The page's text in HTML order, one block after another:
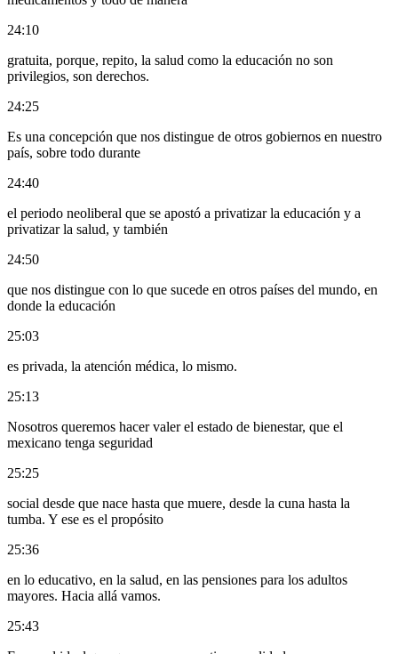
24:10
gratuita, porque, repito, la salud como la educación no son
privilegios, son derechos.
24:25
Es una concepción que nos distingue de otros gobiernos en nuestro
país, sobre todo durante
24:40
el periodo neoliberal que se apostó a privatizar la educación y a
privatizar la salud, y también
24:50
que nos distingue con lo que sucede en otros países del mundo, en
donde la educación
25:03
es privada, la atención médica, lo mismo.
25:13
Nosotros queremos hacer valer el estado de bienestar, que el
mexicano tenga seguridad
25:25
social desde que nace hasta que muere, desde la cuna hasta la
tumba. Y ese es el propósito
25:36
en lo educativo, en la salud, en las pensiones para los adultos
mayores. Hacia allá vamos.
25:43